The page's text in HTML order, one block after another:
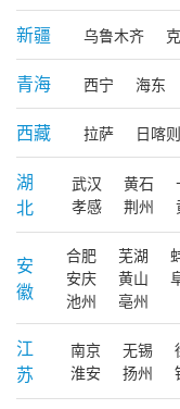
新疆 乌鲁木齐
青海 西宁 海东
西藏 拉萨 日喀则
湖
北
武汉 黄石
孝感
荆州
安
徽
合肥 芜湖
安庆
黄山
池州
亳州
江
苏
南京 无锡
淮安
扬州